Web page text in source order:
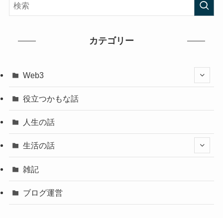
カテゴリー
Web3
役立つかもな話
人生の話
生活の話
雑記
ブログ運営